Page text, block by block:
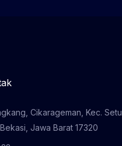
Cikarageman, Kec. Setu,
Jawa Barat 17320